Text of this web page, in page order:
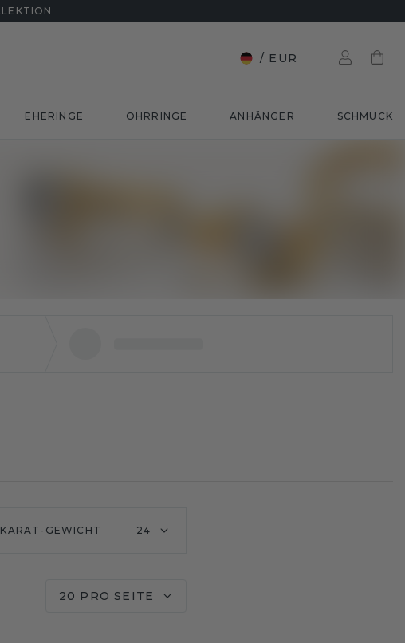
/ EUR
EHERINGE OHRRINGE ANHÄNGER SCHMUCK
KARAT-GEWICHT 24
20 PRO SEITE